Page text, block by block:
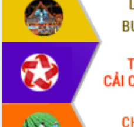
Lễ phát động chuỗi hoạt động chung
tay làm sạch môi trường
Xã Ea Kar bước chuyển mình trong
công tác cải cách hành chính mô hình
UBND tỉnh họp báo định kỳ tháng 4
năm 2026
Hội thảo khoa học “Giải pháp thúc đẩy
phát triển nền kinh tế xanh tại tỉnh
Đắk Lắk”